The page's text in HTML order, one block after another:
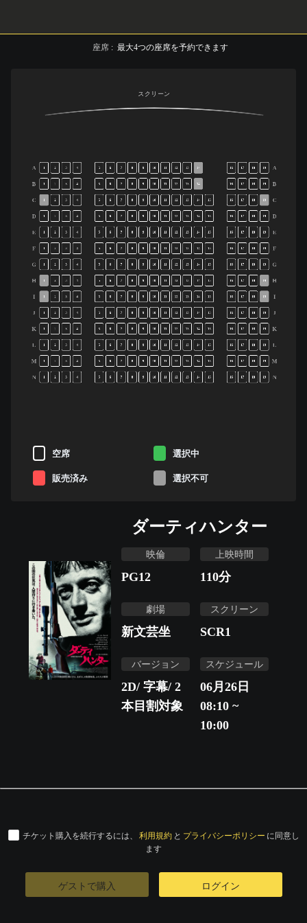
座席 : 最大4つの座席を予約できます
スクリーン
A
B
C
D
E
F
G
H
I
J
K
L
M
N
A
B
C
D
E
F
G
H
I
J
K
L
M
N
1 2 3 4 5 6 7 8 9 10 11 12 13 14 16 17 18 19
1 2 3 4 5 6 7 8 9 10 11 12 13 14 16 17 18 19
1 2 3 4 5 6 7 8 9 10 11 12 13 14 15 16 17 18 19
1 2 3 4 5 6 7 8 9 10 11 12 13 14 15 16 17 18 19
2 3 4 5 6 7 8 9 10 12 13 14 15 16 17 18 19
1 2 3 4 5 6 7 8 9 10 11 12 13 14 15 16 17 18 19
2 3 4 5 6 7 8 9 10 12 13 14 15 16 17 18 19
1 2 3 4 5 6 7 8 9 10 11 12 13 14 15 16 17 18 19
2 3 5 6 7 9 10 11 12 13 14 15 16 17 18
1 2 3 4 5 6 7 8 9 10 11 12 13 14 15 16 17 18 19
1 2 3 4 5 6 7 8 9 10 11 12 13 14 15 16 17 18 19
1 2 3 4 5 6 7 8 9 10 11 12 13 14 15 16 17 18 19
1 2 3 4 5 6 7 8 9 10 11 12 13 14 15 16 17 18 19
1 2 3 4 5 6 7 8 9 10 12 13 14 15 16 17 18 19
空席 選択中
販売済み 選択不可
ダーティハンター
映倫
PG12
上映時間
110分
劇場
新文芸坐
スクリーン
SCR1
バージョン
2D/ 字幕/ 2
本目割対象
スケジュール
06月26日
08:10 ~
10:00
チケット購入を続行するには、 利用規約 と プライバシーポリシー に同意し
ます
ゲストで購入 ログイン